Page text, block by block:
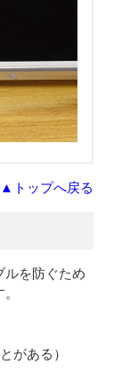
▲トップへ戻る
ルを防ぐため
がある）